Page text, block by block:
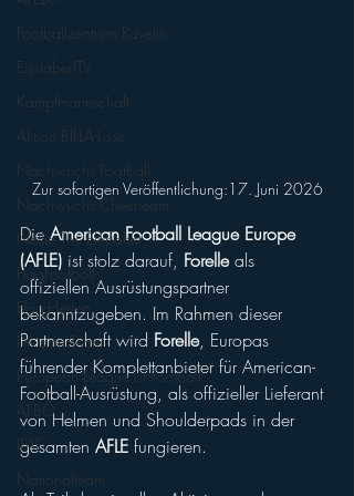
Footballzentrum Ravelin
EierlaberlTV
Kampfmannschaft
Aktion BILLA-Lose
Nachwuchs Football
Nachwuchs Cheerteam
Nellie The Elepahnt
FlagFootball
Flag-Herren
Division Team
European League of Football
AFBÖ
IFAF
Nationalteam
Zur sofortigen Veröffentlichung:17. Juni 2026
Die American Football League Europe
(AFLE) ist stolz darauf, Forelle als
offiziellen Ausrüstungspartner
bekanntzugeben. Im Rahmen dieser
Partnerschaft wird Forelle, Europas
führender Komplettanbieter für American-
Football-Ausrüstung, als offizieller Lieferant
von Helmen und Shoulderpads in der
gesamten AFLE fungieren.